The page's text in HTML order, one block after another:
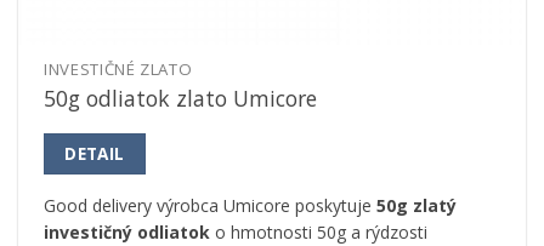
INVESTIČNÉ ZLATO
50g odliatok zlato Umicore
DETAIL
Good delivery výrobca Umicore poskytuje 50g zlatý
investičný odliatoko hmotnosti 50g a rýdzosti